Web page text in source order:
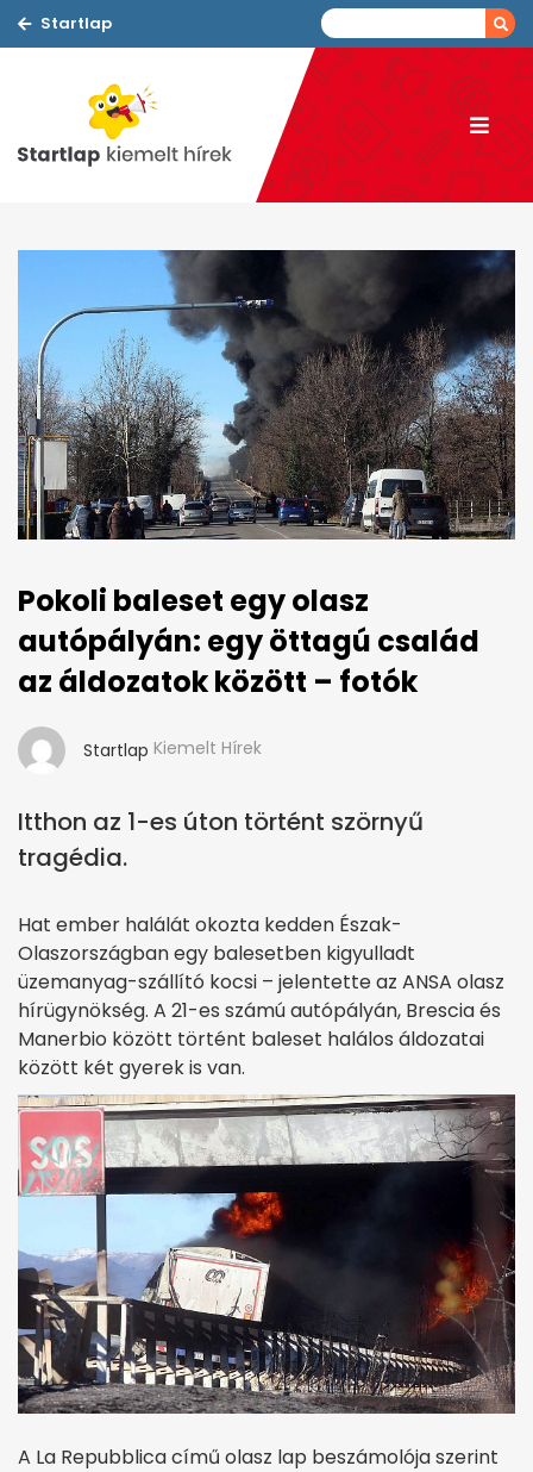
Startlap
Pokoli baleset egy olasz
autópályán: egy öttagú család
az áldozatok között – fotók
Startlap Kiemelt Hírek
Itthon az 1-es úton történt szörnyű
tragédia.
Hat ember halálát okozta kedden Észak-
Olaszországban egy balesetben kigyulladt
üzemanyag-szállító kocsi – jelentette az ANSA olasz
hírügynökség. A 21-es számú autópályán, Brescia és
Manerbio között történt baleset halálos áldozatai
között két gyerek is van.
A La Repubblica című olasz lap beszámolója szerint